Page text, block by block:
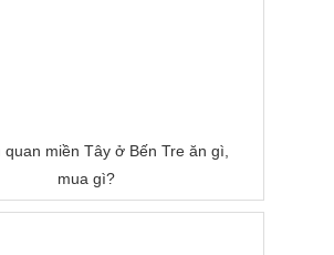
quan miền Tây ở Bến Tre ăn gì,
mua gì?